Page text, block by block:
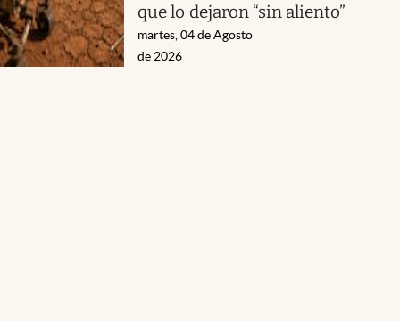
que lo dejaron “sin aliento”
martes, 04 de Agosto
de 2026